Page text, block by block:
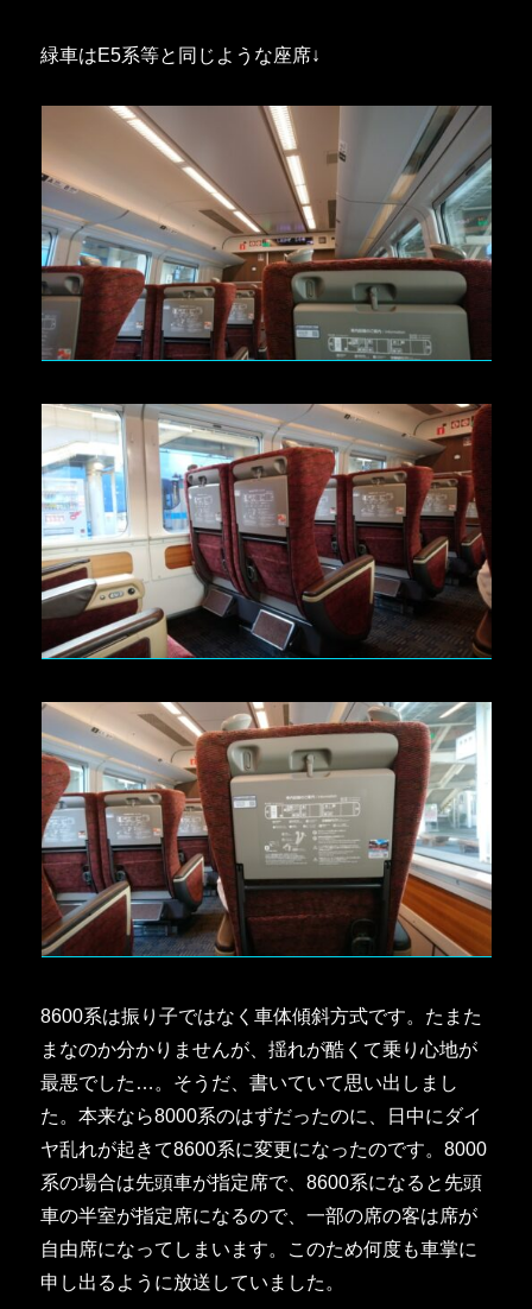
緑車はE5系等と同じような座席↓
8600系は振り子ではなく車体傾斜方式です。たまた
まなのか分かりませんが、揺れが酷くて乗り心地が
最悪でした…。そうだ、書いていて思い出しまし
た。本来なら8000系のはずだったのに、日中にダイ
ヤ乱れが起きて8600系に変更になったのです。8000
系の場合は先頭車が指定席で、8600系になると先頭
車の半室が指定席になるので、一部の席の客は席が
自由席になってしまいます。このため何度も車掌に
申し出るように放送していました。